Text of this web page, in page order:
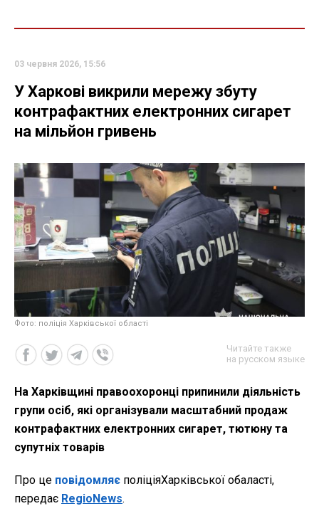
03 червня 2026, 15:56
У Харкові викрили мережу збуту
контрафактних електронних сигарет
на мільйон гривень
Фото: поліція Харківської області
Читайте также
на русском языке
На Харківщині правоохоронці припинили діяльність
групи осіб, які організували масштабний продаж
контрафактних електронних сигарет, тютюну та
супутніх товарів
Про це повідомляє поліціяХарківської обаласті,
передає RegioNews.